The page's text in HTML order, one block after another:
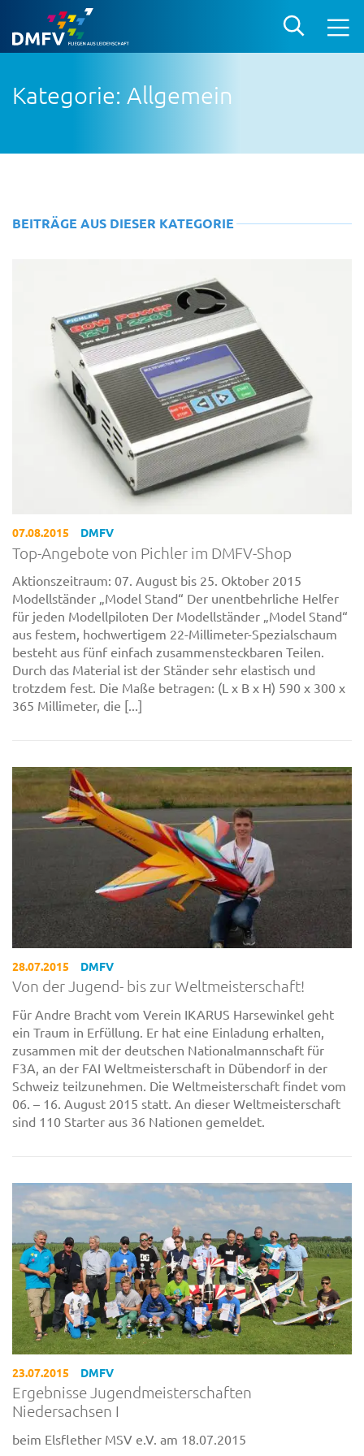
Kategorie: Allgemein
BEITRÄGE AUS DIESER KATEGORIE
07.08.2015 DMFV
Top-Angebote von Pichler im DMFV-Shop
Aktionszeitraum: 07. August bis 25. Oktober 2015
Modellständer „Model Stand“ Der unentbehrliche Helfer
für jeden Modellpiloten Der Modellständer „Model Stand“
aus festem, hochwertigem 22-Millimeter-Spezialschaum
besteht aus fünf einfach zusammensteckbaren Teilen.
Durch das Material ist der Ständer sehr elastisch und
trotzdem fest. Die Maße betragen: (L x B x H) 590 x 300 x
365 Millimeter, die [...]
28.07.2015 DMFV
Von der Jugend- bis zur Weltmeisterschaft!
Für Andre Bracht vom Verein IKARUS Harsewinkel geht
ein Traum in Erfüllung. Er hat eine Einladung erhalten,
zusammen mit der deutschen Nationalmannschaft für
F3A, an der FAI Weltmeisterschaft in Dübendorf in der
Schweiz teilzunehmen. Die Weltmeisterschaft findet vom
06. – 16. August 2015 statt. An dieser Weltmeisterschaft
sind 110 Starter aus 36 Nationen gemeldet.
23.07.2015 DMFV
Ergebnisse Jugendmeisterschaften
Niedersachsen I
beim Elsflether MSV e.V. am 18.07.2015